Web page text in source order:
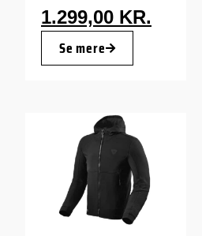
1.299,00 KR.
Se mere